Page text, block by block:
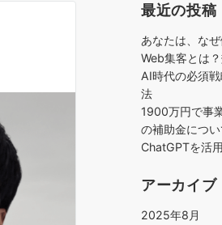
最近の投稿
あなたは、な
Web集客とは
AI時代の必須
法
1900万円で事
の補助金につい
ChatGPTを活
アーカイブ
2025年8月